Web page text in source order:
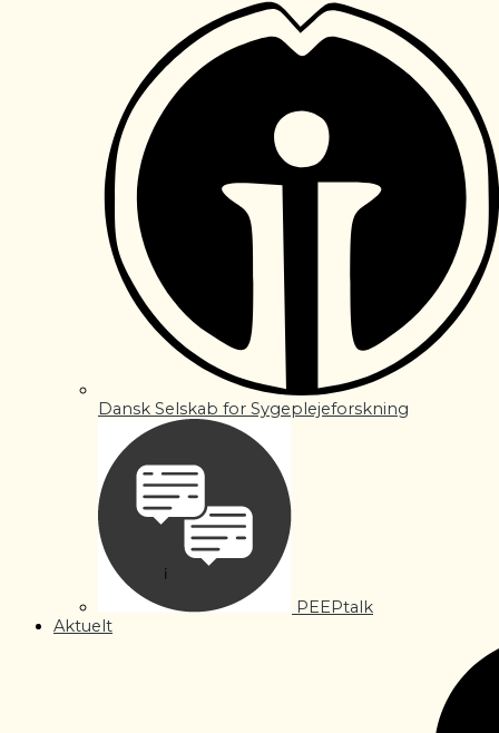
Dansk Selskab for Sygeplejeforskning
PEEPtalk
Aktuelt